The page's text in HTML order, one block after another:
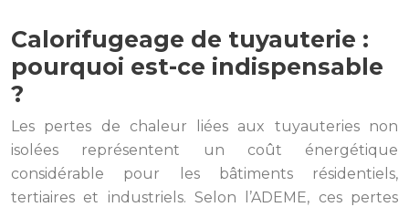
Calorifugeage de tuyauterie :
pourquoi est-ce indispensable
?
Les pertes de chaleur liées aux tuyauteries non
isolées représentent un coût énergétique
considérable pour les bâtiments résidentiels,
tertiaires et industriels. Selon l’ADEME, ces pertes